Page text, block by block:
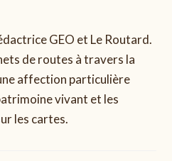
GEO et Le Routard.
de routes à travers la
affection particulière
vivant et les
les cartes.